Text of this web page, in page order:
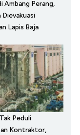
Ambang Perang,
Dievakuasi
Lapis Baja
Peduli
Kontraktor,